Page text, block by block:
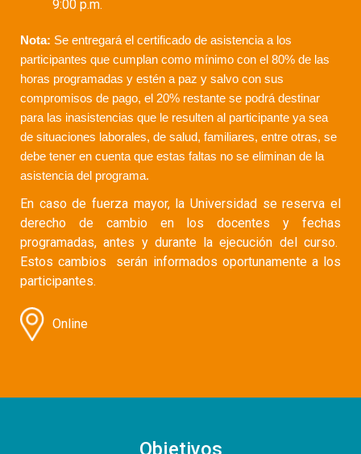
9:00 p.m.
Nota: Se entregará el certificado de asistencia a los
participantes que cumplan como mínimo con el 80% de las
horas programadas y estén a paz y salvo con sus
compromisos de pago, el 20% restante se podrá destinar
para las inasistencias que le resulten al participante ya sea
de situaciones laborales, de salud, familiares, entre otras, se
debe tener en cuenta que estas faltas no se eliminan de la
asistencia del programa.
En caso de fuerza mayor, la Universidad se reserva el
derecho de cambio en los docentes y fechas
programadas, antes y durante la ejecución del curso.
Estos cambios serán informados oportunamente a los
participantes.
Online
Objetivos